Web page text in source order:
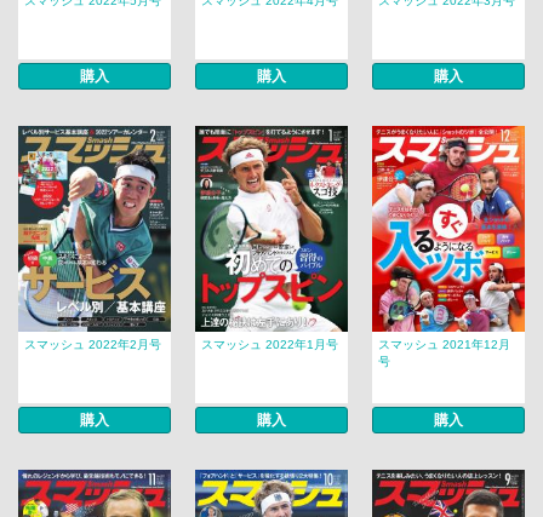
購入 購入 購入
スマッシュ 2022年2月号
購入
スマッシュ 2022年1月号
購入
スマッシュ 2021年12月
号
購入